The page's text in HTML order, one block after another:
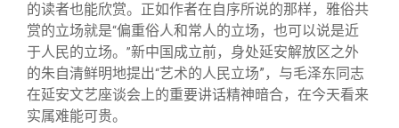
的读者也能欣赏。正如作者在自序所说的那样，雅俗共
赏的立场就是“偏重俗人和常人的立场，也可以说是近
于人民的立场。 ”新中国成立前，身处延安解放区之外
的朱自清鲜明地提出“艺术的人民立场”，与毛泽东同志
在延安文艺座谈会上的重要讲话精神暗合，在今天看来
实属难能可贵。